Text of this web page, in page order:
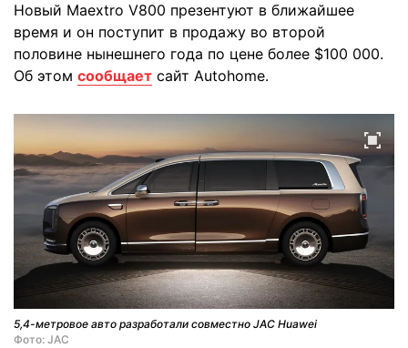
Новый Maextro V800 презентуют в ближайшее
время и он поступит в продажу во второй
половине нынешнего года по цене более $100 000.
Об этом сообщает сайт Autohome.
5,4-метровое авто разработали совместно JAC Huawei
Фото: JAC